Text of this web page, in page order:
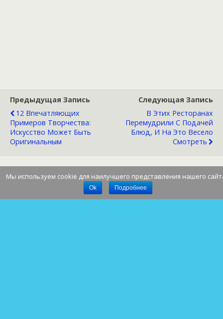
Предыдущая Запись
12 Впечатляющих
Примеров Творчества:
Искусство Может Быть
Оригинальным
Следующая Запись
В Этих Ресторанах
Перемудрили С Подачей
Блюд, И На Это Весело
Смотреть
Мы используем cookie для наилучшего представления нашего
Ok Подробнее
Наверх